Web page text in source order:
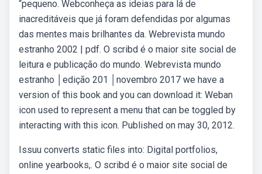
“pequeno. Webconheça as ideias para lá de
inacreditáveis que já foram defendidas por algumas
das mentes mais brilhantes da. Webrevista mundo
estranho 2002 | pdf. O scribd é o maior site social de
leitura e publicação do mundo. Webrevista mundo
estranho │edição 201 │novembro 2017 we have a
version of this book and you can download it: Weban
icon used to represent a menu that can be toggled by
interacting with this icon. Published on may 30, 2012.
Issuu converts static files into: Digital portfolios,
online yearbooks,. O scribd é o maior site social de